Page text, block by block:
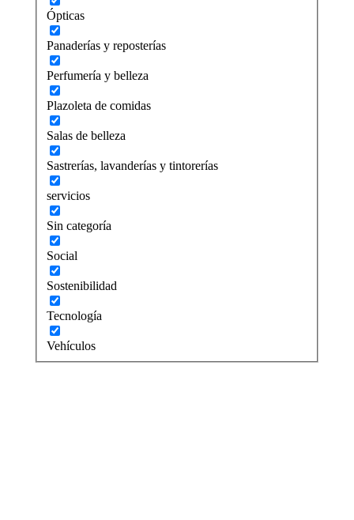
Ópticas
Panaderías y reposterías
Perfumería y belleza
Plazoleta de comidas
Salas de belleza
Sastrerías, lavanderías y tintorerías
servicios
Sin categoría
Social
Sostenibilidad
Tecnología
Vehículos